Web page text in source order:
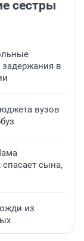
сестры
в
вузов
сына,
из